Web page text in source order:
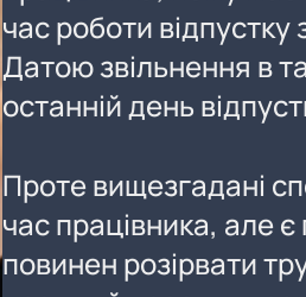
час роботи
Датою звільнення в
останній день
Проте вищезгадані
час працівника, але
повинен розірвати